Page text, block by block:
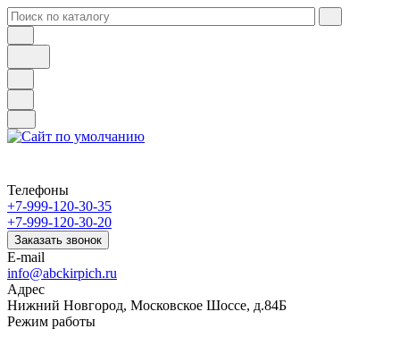
Телефоны
+7-999-120-30-35
+7-999-120-30-20
Заказать звонок
E-mail
info@abckirpich.ru
Адрес
Нижний Новгород, Московское Шоссе, д.84Б
Режим работы